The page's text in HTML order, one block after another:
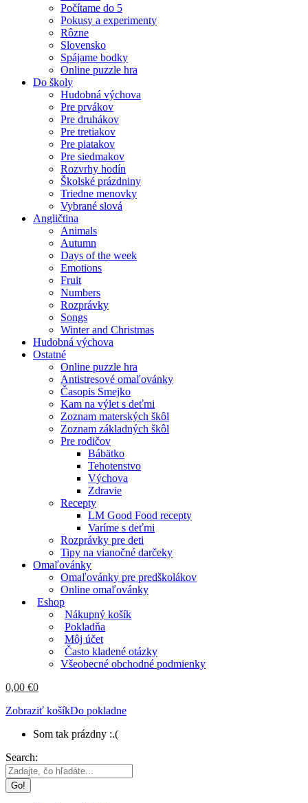
Počítame do 5
Pokusy a experimenty
Rôzne
Slovensko
Spájame bodky
Online puzzle hra
Do školy
Hudobná výchova
Pre prvákov
Pre druhákov
Pre tretiakov
Pre piatakov
Pre siedmakov
Rozvrhy hodín
Školské prázdniny
Triedne menovky
Vybrané slová
Angličtina
Animals
Autumn
Days of the week
Emotions
Fruit
Numbers
Rozprávky
Songs
Winter and Christmas
Hudobná výchova
Ostatné
Online puzzle hra
Antistresové omaľovánky
Časopis Smejko
Kam na výlet s deťmi
Zoznam materských škôl
Zoznam základných škôl
Pre rodičov
Bábätko
Tehotenstvo
Výchova
Zdravie
Recepty
LM Good Food recepty
Varíme s deťmi
Rozprávky pre deti
Tipy na vianočné darčeky
Omaľovánky
Omaľovánky pre predškolákov
Online omaľovánky
Eshop
Nákupný košík
Pokladňa
Môj účet
Často kladené otázky
Všeobecné obchodné podmienky
0,00 €0
Zobraziť košíkDo pokladne
Som tak prázdny :.(
Search: